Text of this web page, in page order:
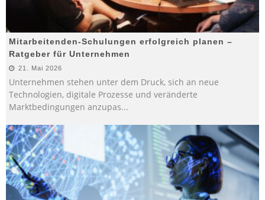
Mitarbeitenden-Schulungen erfolgreich planen –
Ratgeber für Unternehmen
21. Mai 2026
Unternehmen stehen unter dem Druck, sich an neue
Technologien, digitale Prozesse und veränderte
Marktbedingungen anzupas...